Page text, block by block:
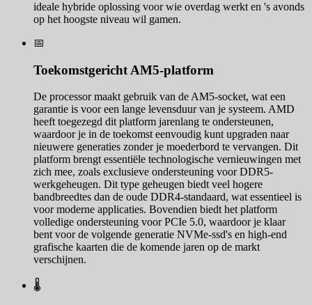
ideale hybride oplossing voor wie overdag werkt en 's avonds
op het hoogste niveau wil gamen.
📅
Toekomstgericht AM5-platform
De processor maakt gebruik van de AM5-socket, wat een
garantie is voor een lange levensduur van je systeem. AMD
heeft toegezegd dit platform jarenlang te ondersteunen,
waardoor je in de toekomst eenvoudig kunt upgraden naar
nieuwere generaties zonder je moederbord te vervangen. Dit
platform brengt essentiële technologische vernieuwingen met
zich mee, zoals exclusieve ondersteuning voor DDR5-
werkgeheugen. Dit type geheugen biedt veel hogere
bandbreedtes dan de oude DDR4-standaard, wat essentieel is
voor moderne applicaties. Bovendien biedt het platform
volledige ondersteuning voor PCIe 5.0, waardoor je klaar
bent voor de volgende generatie NVMe-ssd's en high-end
grafische kaarten die de komende jaren op de markt
verschijnen.
🌡️